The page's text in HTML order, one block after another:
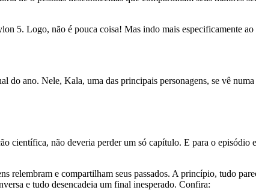
5. Logo, não é pouca coisa! Mas indo mais especificamente
ano. Nele, Kala, uma das principais personagens, se vê
científica, não deveria perder um só capítulo. E para o episódio
e compartilham seus passados. A princípio, tudo
e tudo desencadeia um final inesperado. Confira: